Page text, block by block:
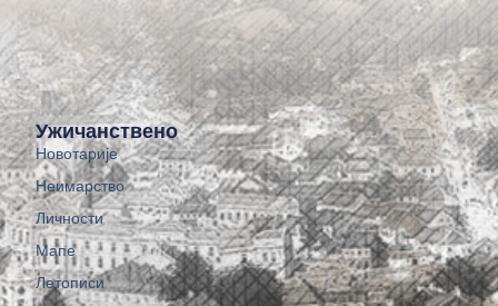
Ужичанствено
Новотарије
Неимарство
Личности
Мапе
Летописи